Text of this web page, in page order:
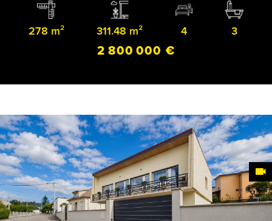
278 m² 311.48 m² 4 3
2 800 000 €